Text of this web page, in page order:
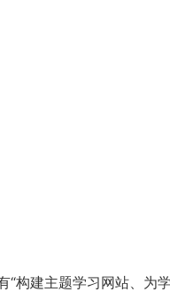
“构建主题学习网站、